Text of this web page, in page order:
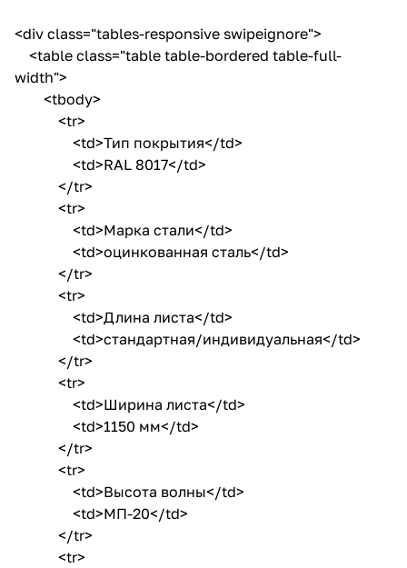
<div class="tables-responsive swipeignore">
<table class="table table-bordered table-full-
width">
<tbody>
<tr>
<td>Тип покрытия</td>
<td>RAL 8017</td>
</tr>
<tr>
<td>Марка стали</td>
<td>оцинкованная сталь</td>
</tr>
<tr>
<td>Длина листа</td>
<td>стандартная/индивидуальная</td>
</tr>
<tr>
<td>Ширина листа</td>
<td>1150 мм</td>
</tr>
<tr>
<td>Высота волны</td>
<td>МП-20</td>
</tr>
<tr>